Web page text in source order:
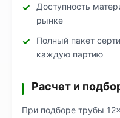
Доступность
рынке
Полный пакет
каждую партию
Расчет и
При подборе трубы